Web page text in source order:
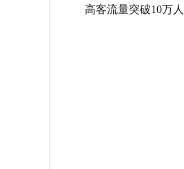
高客流量突破10万